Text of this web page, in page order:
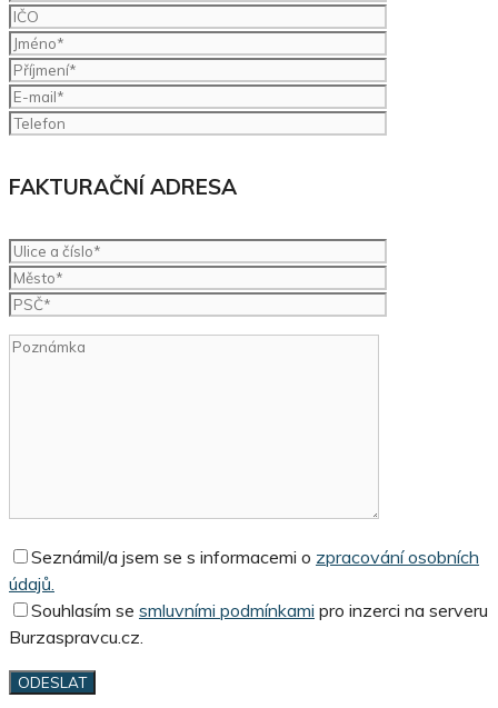
FAKTURAČNÍ ADRESA
Seznámil/a jsem se s informacemi o zpracování osobních
údajů.
Souhlasím se smluvními podmínkami pro inzerci na serveru
Burzaspravcu.cz.